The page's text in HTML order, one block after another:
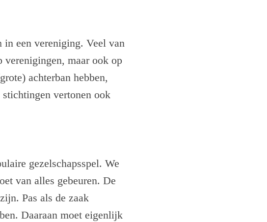
in een vereniging. Veel van
maar ook op
achterban hebben,
vertonen ook
gezelschapsspel. We
van alles gebeuren. De
Pas als de zaak
Daaraan moet eigenlijk